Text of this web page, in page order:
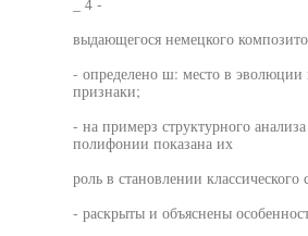
выдающегося немецкого
- определено ш: место в
признаки;
- на примерз структурного
полифонии показана их
роль в становлении классического
- раскрыты и объяснены